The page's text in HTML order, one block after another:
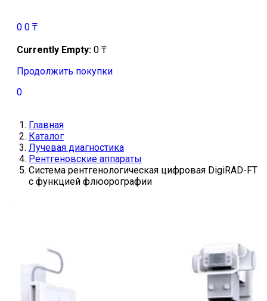
0 0 ₸
Currently Empty: 0 ₸
Продолжить покупки
0
Главная
Каталог
Лучевая диагностика
Рентгеновские аппараты
Система рентгенологическая цифровая DigiRAD-FT
с функцией флюорографии